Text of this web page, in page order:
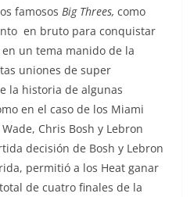
famosos Big Threes, como
en bruto para conquistar
un tema manido de la
uniones de super
la historia de algunas
en el caso de los Miami
Chris Bosh y Lebron
decisión de Bosh y Lebron
permitió a los Heat ganar
de cuatro finales de la